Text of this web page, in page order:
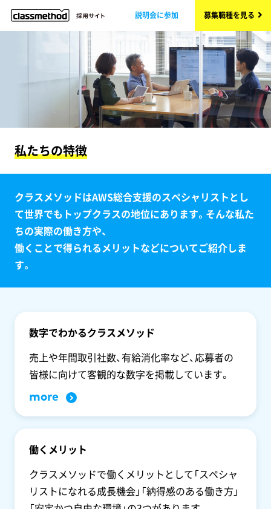
説明会に参加 募集職種を見る
私たちの特徴
クラスメソッドはAWS総合支援のスペシャリストとし
て世界でもトップクラスの地位にあります。そんな私た
ちの実際の働き方や、
働くことで得られるメリットなどについてご紹介しま
す。
数字でわかるクラスメソッド
売上や年間取引社数、有給消化率など、応募者の
皆様に向けて客観的な数字を掲載しています。
more
働くメリット
クラスメソッドで働くメリットとして「スペシャ
リストになれる成長機会」「納得感のある働き方」